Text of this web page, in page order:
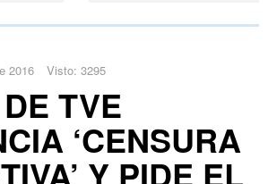
2016 Visto: 3295
TVE
‘CENSURA
Y PIDE EL